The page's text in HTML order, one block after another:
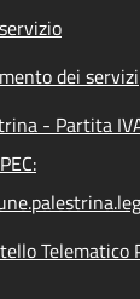
dei servizi
- Partita
Telematico